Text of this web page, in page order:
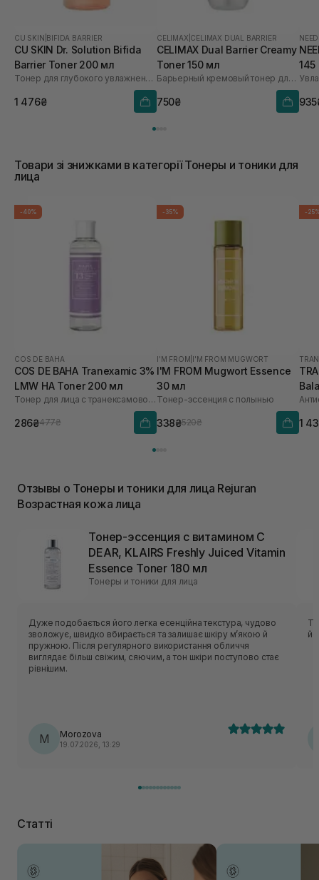
CU SKIN BIFIDA BARRIER
CU SKIN Dr. Solution Bifida
Barrier Toner 200 мл
Тонер для глубокого увлажнения с лизатом бифидобактерий 85%
1 476₴
CELIMAX CELIMAX DUAL BARRIER
CELIMAX Dual Barrier Creamy
Toner 150 мл
Барьерный кремовый тонер для лица
750₴
Товари зі знижками в категорії Тонеры и тоники для
лица
-40%
COS DE BAHA
COS DE BAHA Tranexamic 3%
LMW HA Toner 200 мл
Тонер для лица с транексамовой кислотой
286₴477₴
-35%
I'M FROM I'M FROM MUGWORT
I'M FROM Mugwort Essence
30 мл
Тонер-эссенция с полынью
338₴520₴
-
1
Отзывы о Тонеры и тоники для лица Rejuran
Возрастная кожа лица
Тонер-эссенция с витамином C
DEAR, KLAIRS Freshly Juiced Vitamin
Essence Toner 180 мл
Тонеры и тоники для лица
Дуже подобається його легка есенційна текстура, чудово
зволожує, швидко вбирається та залишає шкіру м’якою й
пружною. Після регулярного використання обличчя
виглядає більш свіжим, сяючим, а тон шкіри поступово стає
рівнішим.
M Morozova
19.07.2026, 13:29
Статті